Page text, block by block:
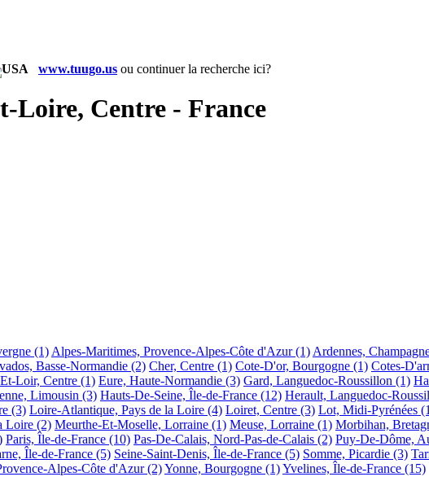
www.tuugo.us ou continuer la recherche ici?
Loire, Centre - France
(1) Alpes-Maritimes, Provence-Alpes-Côte d'Azur (1) Ardennes,
Basse-Normandie (2) Cher, Centre (1) Cote-D'or, Bourgogne (1) Cotes-
Loir, Centre (1) Eure, Haute-Normandie (3) Gard, Languedoc-Roussillon (1)
Limousin (3) Hauts-De-Seine, Île-de-France (12) Herault, Languedoc-
(3) Loire-Atlantique, Pays de la Loire (4) Loiret, Centre (3) Lot, Midi-Pyrénées
Loire (2) Meurthe-Et-Moselle, Lorraine (1) Meuse, Lorraine (1) Morbihan,
Paris, Île-de-France (10) Pas-De-Calais, Nord-Pas-de-Calais (2) Puy-De-Dôme,
Île-de-France (5) Seine-Saint-Denis, Île-de-France (5) Somme, Picardie (3)
Alpes-Côte d'Azur (2)Yonne, Bourgogne (1)Yvelines, Île-de-France (15)